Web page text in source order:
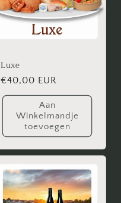
Luxe
Normale
prijs
€40,00 EUR
Aan
Winkelmandje
toevoegen